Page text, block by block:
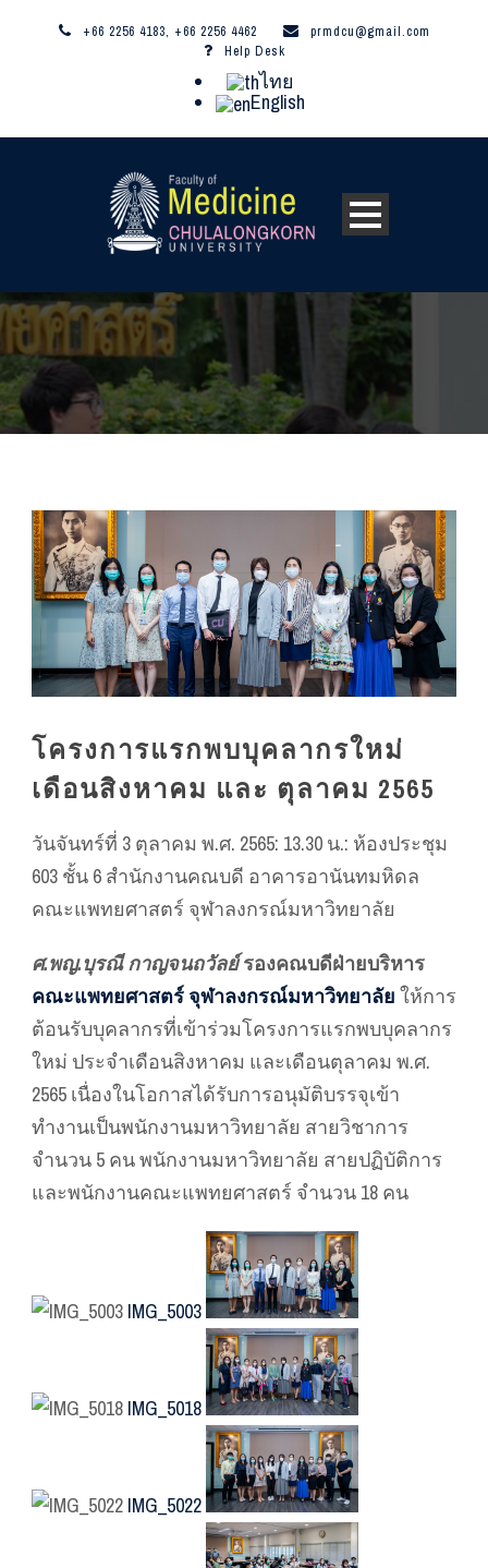
+66 2256 4183, +66 2256 4462
prmdcu@gmail.com
Help Desk
ไทย
English
โครงการแรกพบบุคลากรใหม่
เดือนสิงหาคม และ ตุลาคม 2565
วันจันทร์ที่ 3 ตุลาคม พ.ศ. 2565: 13.30 น.: ห้องประชุม
603 ชั้น 6 สำนักงานคณบดี อาคารอานันทมหิดล
คณะแพทยศาสตร์ จุฬาลงกรณ์มหาวิทยาลัย
ศ.พญ.บุรณี กาญจนถวัลย์รองคณบดีฝ่ายบริหาร
คณะแพทยศาสตร์ จุฬาลงกรณ์มหาวิทยาลัย ให้การ
ต้อนรับบุคลากรที่เข้าร่วมโครงการแรกพบบุคลากร
ใหม่ ประจำเดือนสิงหาคม และเดือนตุลาคม พ.ศ.
2565 เนื่องในโอกาสได้รับการอนุมัติบรรจุเข้า
ทำงานเป็นพนักงานมหาวิทยาลัย สายวิชาการ
จำนวน 5 คน พนักงานมหาวิทยาลัย สายปฏิบัติการ
และพนักงานคณะแพทยศาสตร์ จำนวน 18 คน
IMG_5003
IMG_5018
IMG_5022